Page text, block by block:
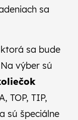
sa
sa bude
výber sú
TOP, TIP,
sú špeciálne